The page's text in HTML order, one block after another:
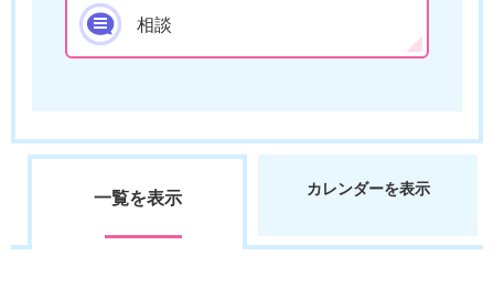
相談
一覧を表示 カレンダーを表示